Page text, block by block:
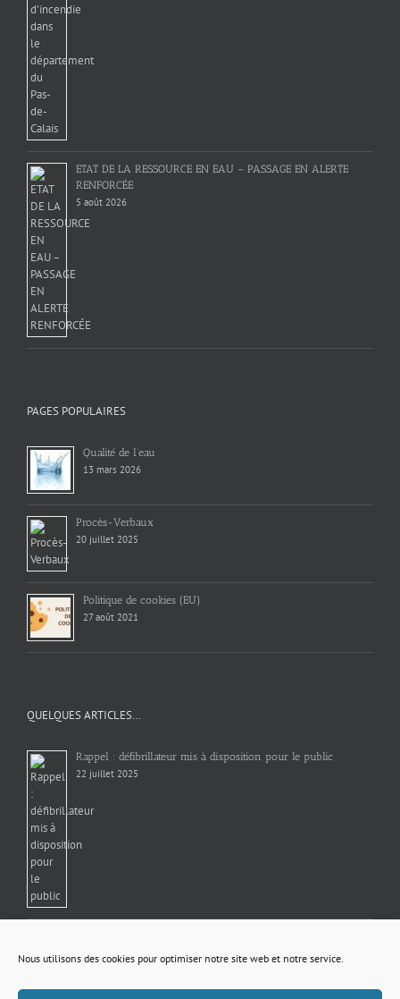
Nous utilisons des cookies pour optimiser notre site web et notre service.
ETAT DE LA RESSOURCE EN EAU – PASSAGE EN ALERTE
RENFORCÉE
5 août 2026
PAGES POPULAIRES
Qualité de l’eau
13 mars 2026
Procès-Verbaux
20 juillet 2025
Politique de cookies (EU)
27 août 2021
QUELQUES ARTICLES…
Rappel : défibrillateur mis à disposition pour le public
22 juillet 2025
27 février 2025